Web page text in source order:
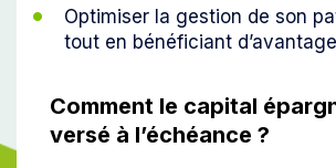
Optimiser la gestion de son
tout en bénéficiant
Comment le capital
versé à l’échéance ?